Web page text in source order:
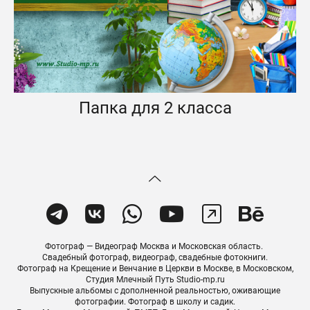
Папка для 2 класса
Фотограф — Видеограф Москва и Московская область.
Свадебный фотограф, видеограф, свадебные фотокниги.
Фотограф на Крещение и Венчание в Церкви в Москве, в Московском,
Студия Млечный Путь Studio-mp.ru
Выпускные альбомы с дополненной реальностью, оживающие
фотографии. Фотограф в школу и садик.